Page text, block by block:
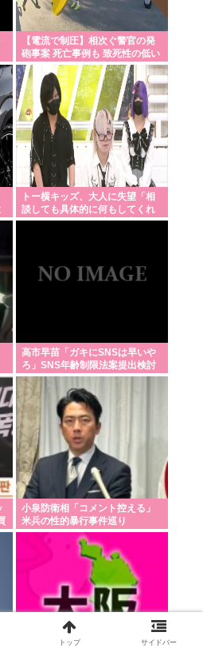
ツ、否定派が7割。女性「おっ
たくないじゃないですかw」
みつけ死亡させた疑い 58歳無
前から2人暮らし「介護疲れ
い
パヨク活動家「平和憲法守
」
日本が「核兵器で国を守
くね？食べ物止められたら終
うとする統一教会のいいなり
イツを支持する理由w
もしかして8月15日に高市早苗
石か？そらコスプレした馬鹿
しな
住めるエリアの少なさが流石
RSS
【電流で制圧】相次ぐ警官の発
砲事案 死亡事例も 致死性の低い
テーザー銃導入指摘
トー横キッズ、大人に失望「相
談しても具体的に何もしてくれ
なくて傷つく。福祉は自由が奪
高市早苗「ガキにSNSは早いや
ろ」SNS年齢制限法案提出検討
小泉防衛相「コメント控える」
米兵の性的暴行事件巡り
トップ サイドバー